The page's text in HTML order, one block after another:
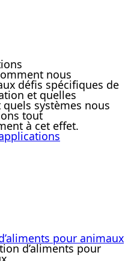
nous
défis spécifiques de
et quelles
systèmes nous
tout
à cet effet.
pour animaux
d’aliments pour